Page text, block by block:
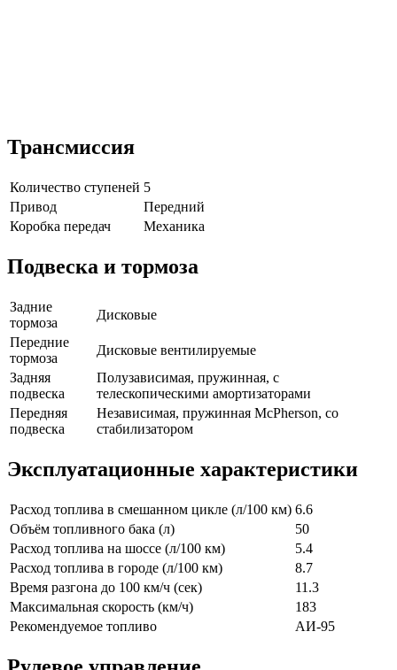
Трансмиссия
Количество ступеней 5
Привод
Передний
Коробка передач
Механика
Подвеска и тормоза
Задние
тормоза
Дисковые
Передние
тормоза
Дисковые вентилируемые
Задняя
подвеска
Полузависимая, пружинная, с
телескопическими амортизаторами
Передняя
подвеска
Независимая, пружинная McPherson, со
стабилизатором
Эксплуатационные характеристики
Расход топлива в смешанном цикле (л/100 км) 6.6
Объём топливного бака (л)
50
Расход топлива на шоссе (л/100 км)
5.4
Расход топлива в городе (л/100 км)
8.7
Время разгона до 100 км/ч (сек)
11.3
Максимальная скорость (км/ч)
183
Рекомендуемое топливо
АИ-95